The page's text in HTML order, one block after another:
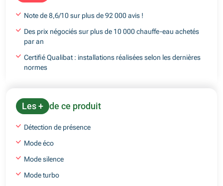
Note de 8,6/10 sur plus de 92 000 avis !
Des prix négociés sur plus de 10 000 chauffe-eau achetés
par an
Certifié Qualibat : installations réalisées selon les dernières
normes
Les + de ce produit
Détection de présence
Mode éco
Mode silence
Mode turbo